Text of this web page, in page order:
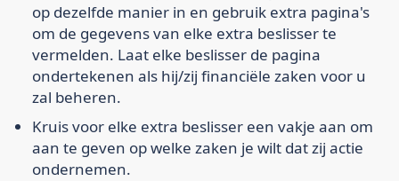
op dezelfde manier in en gebruik extra pagina's
om de gegevens van elke extra beslisser te
vermelden. Laat elke beslisser de pagina
ondertekenen als hij/zij financiële zaken voor u
zal beheren.
Kruis voor elke extra beslisser een vakje aan om
aan te geven op welke zaken je wilt dat zij actie
ondernemen.